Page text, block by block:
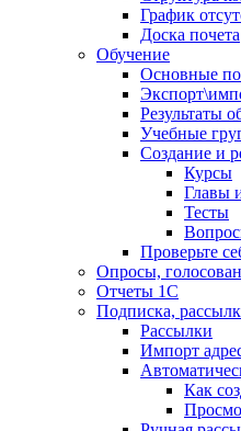
График
Доска почета
Обучение
Основные
Результаты
Учебные
Создание и
Курсы
Главы
Тесты
Проверьте
Опросы,
Отчеты 1С
Подписка,
Рассылки
Импорт
Как